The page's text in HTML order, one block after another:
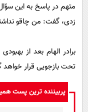
متهم در پاسخ به این
زدی، گفت: من چاقو
برادر الهام بعد از
تحت بازجویی قرار
پربیننده ترین پست